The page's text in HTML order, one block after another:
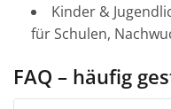
Kinder &
für Schulen,
FAQ – häufig